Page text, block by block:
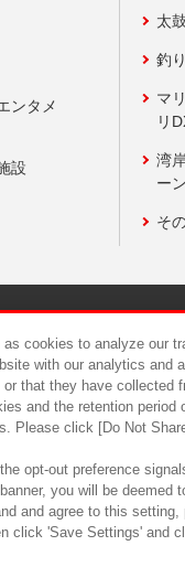
ンタメ
設
太
釣
マ
リ
湾
ー
そ
食品のご
cookies to analyze our
with our analytics and
that they have
and the retention
Please click [Do Not
opt-out preference
you will be
and agree to this
click 'Save Settings' and